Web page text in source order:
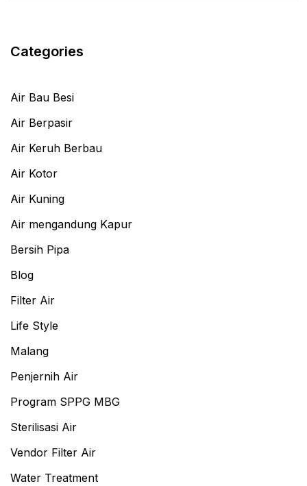
Categories
Air Bau Besi
Air Berpasir
Air Keruh Berbau
Air Kotor
Air Kuning
Air mengandung Kapur
Bersih Pipa
Blog
Filter Air
Life Style
Malang
Penjernih Air
Program SPPG MBG
Sterilisasi Air
Vendor Filter Air
Water Treatment